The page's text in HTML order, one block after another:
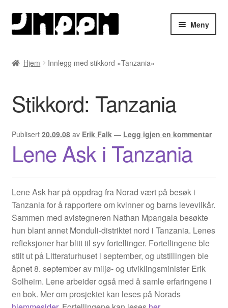
Hopp
til
Hopp
til
Meny
Handlekurv
Lenker
Min konto
Nyhetsarkiv
Opprørets bobler
Nyhetsbrev
Om Jippi
Hjem Innlegg med stikkord «Tanzania»
Stikkord: Tanzania
Publisert 20.09.08 av Erik Falk — Legg igjen en kommentar
Lene Ask i Tanzania
Lene Ask har på oppdrag fra Norad vært på besøk i
Tanzania for å rapportere om kvinner og barns levevilkår.
Sammen med avistegneren Nathan Mpangala besøkte
hun blant annet Monduli-distriktet nord i Tanzania. Lenes
refleksjoner har blitt til syv fortellinger. Fortellingene ble
stilt ut på Litteraturhuset i september, og utstillingen ble
åpnet 8. september av miljø- og utviklingsminister Erik
Solheim. Lene arbeider også med å samle erfaringene i
en bok. Mer om prosjektet kan leses på Norads